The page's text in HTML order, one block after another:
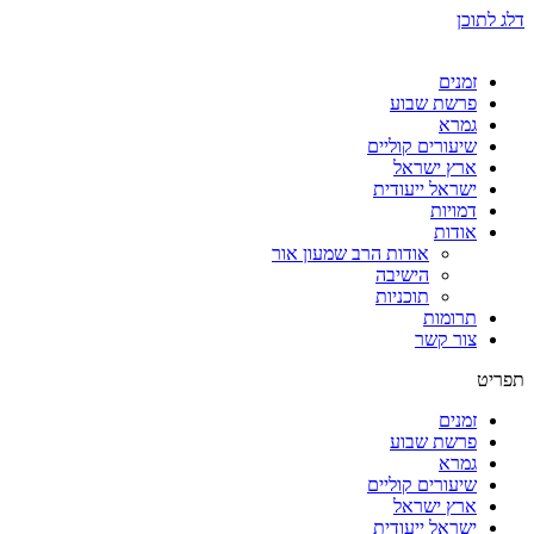
דלג לתוכן
זמנים
פרשת שבוע
גמרא
שיעורים קוליים
ארץ ישראל
ישראל ייעודית
דמויות
אודות
אודות הרב שמעון אור
הישיבה
תוכניות
תרומות
צור קשר
תפריט
זמנים
פרשת שבוע
גמרא
שיעורים קוליים
ארץ ישראל
ישראל ייעודית